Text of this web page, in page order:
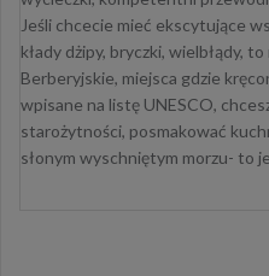
Jeśli chcecie mieć ekscytujące
kłady dżipy, bryczki, wielbłądy,
Berberyjskie, miejsca gdzie
wpisane na listę UNESCO,
starożytności, posmakować
słonym wyschniętym morzu- to